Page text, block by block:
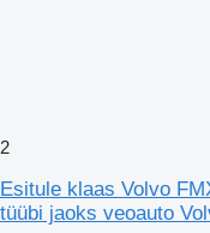
2
Esitule klaas Volvo
tüübi jaoks veoauto